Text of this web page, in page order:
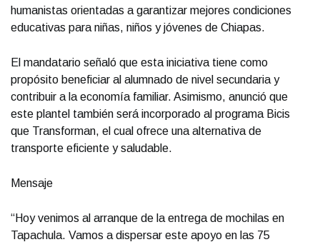
humanistas orientadas a garantizar mejores condiciones
educativas para niñas, niños y jóvenes de Chiapas.
El mandatario señaló que esta iniciativa tiene como
propósito beneficiar al alumnado de nivel secundaria y
contribuir a la economía familiar. Asimismo, anunció que
este plantel también será incorporado al programa Bicis
que Transforman, el cual ofrece una alternativa de
transporte eficiente y saludable.
Mensaje
“Hoy venimos al arranque de la entrega de mochilas en
Tapachula. Vamos a dispersar este apoyo en las 75